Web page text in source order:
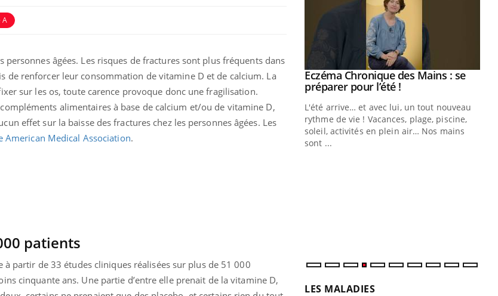
A
personnes âgées. Les risques de fractures sont plus fréquents dans
de renforcer leur consommation de vitamine D et de calcium. La
sur les os, toute carence provoque donc une fragilisation.
alimentaires à base de calcium et/ou de vitamine D,
effet sur la baisse des fractures chez les personnes âgées. Les
American Medical Association.
patients
partir de 33 études cliniques réalisées sur plus de 51 000
cinquante ans. Une partie d’entre elle prenait de la vitamine D,
fer : comprendre pour
brouillard mental ou
Les symptômes de la
Youtube
Insuline & Charge mentale : et si on
osait en parler?? Youtube
En 2026, l'insuline dans le diabète de type 2
reste entourée d'idées reçues chez les
patients comme parfois chez les soignants.
Youtube
Eczéma Chronique des Mains : se
préparer pour l’été !Youtube
L'été arrive… et avec lui, un tout nouveau
rythme de vie ! Vacances, plage, piscine,
soleil, activités en plein air… Nos mains
sont ...
LES MALADIES